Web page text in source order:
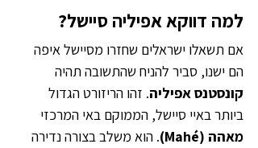
למה דווקא אפיליה סיישל?
אם תשאלו ישראלים שחזרו מסיישל איפה
הם ישנו, סביר להניח שהתשובה תהיה
קונסטנס אפיליה. זהו הריזורט הגדול
ביותר באיי סיישל, הממוקם באי המרכזי
מאהה (Mahé)
. הוא משלב בצורה נדירה